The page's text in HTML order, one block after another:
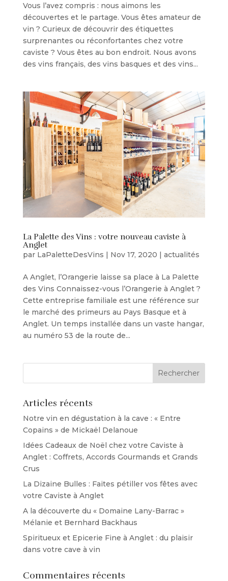
Vous l’avez compris : nous aimons les
découvertes et le partage. Vous êtes amateur de
vin ? Curieux de découvrir des étiquettes
surprenantes ou réconfortantes chez votre
caviste ? Vous êtes au bon endroit. Nous avons
des vins français, des vins basques et des vins...
La Palette des Vins : votre nouveau caviste à
Anglet
par LaPaletteDesVins | Nov 17, 2020 | actualités
A Anglet, l’Orangerie laisse sa place à La Palette
des Vins Connaissez-vous l’Orangerie à Anglet ?
Cette entreprise familiale est une référence sur
le marché des primeurs au Pays Basque et à
Anglet. Un temps installée dans un vaste hangar,
au numéro 53 de la route de...
Articles récents
Notre vin en dégustation à la cave : « Entre
Copains » de Mickaël Delanoue
Idées Cadeaux de Noël chez votre Caviste à
Anglet : Coffrets, Accords Gourmands et Grands
Crus
La Dizaine Bulles : Faites pétiller vos fêtes avec
votre Caviste à Anglet
A la découverte du « Domaine Lany-Barrac »
Mélanie et Bernhard Backhaus
Spiritueux et Epicerie Fine à Anglet : du plaisir
dans votre cave à vin
Commentaires récents